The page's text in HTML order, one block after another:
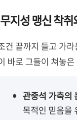
지성 맹신 착
건 끝까지 들고 가
바로 그들이 쳐놓
관중석 가축의
목적인 믿음을